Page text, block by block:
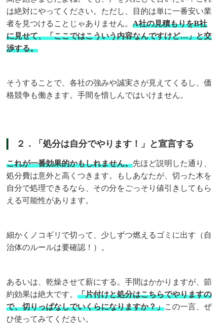
は絶対にやってください。ただし、目的は単に一番安い業
者を見つけることじゃありません。A社の見積もりをB社
に見せて、「ここではこういう内容なんですけど…」と交
渉する。
そうすることで、各社の強みや誠実さが見えてくるし、価
格競争も働きます。手間を惜しんではいけません。
２．「処分は自分でやります！」と宣言する
これが一番効果的かもしれません。先ほど説明した通り、
処分費は意外と高くつきます。もしあなたが、切った木を
自分で処理できるなら、その分をごっそり値引きしてもら
える可能性があります。
細かくノコギリで切って、少しずつ燃えるゴミに出す（自
治体のルールは要確認！）。
あるいは、乾燥させて薪にする。手間はかかりますが、節
約効果は絶大です。「片付けと処分はこちらでやりますの
で、切りっぱなしでいくらになりますか？」この一言、ぜ
ひ使ってみてください。